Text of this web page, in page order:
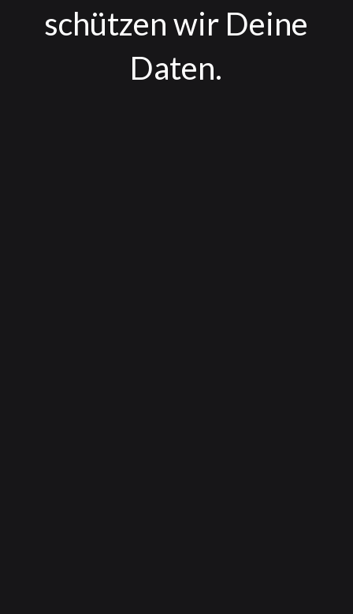
schützen wir Deine
Daten.